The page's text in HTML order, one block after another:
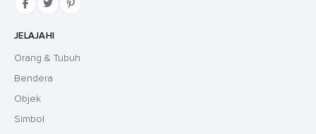
JELAJAHI
Orang & Tubuh
Bendera
Objek
Simbol